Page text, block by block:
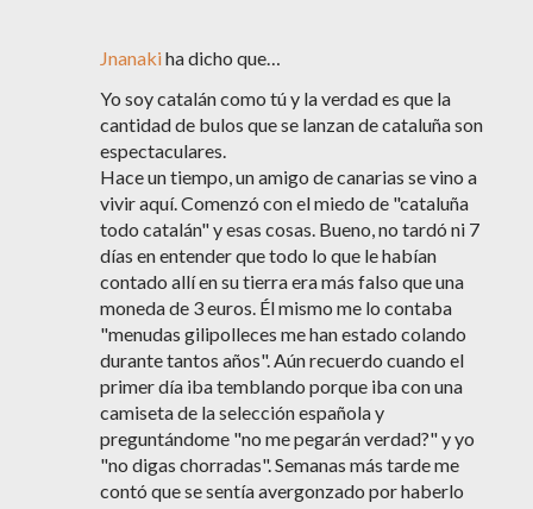
Jnanakiha dicho que…
Yo soy catalán como tú y la verdad es que la
cantidad de bulos que se lanzan de cataluña son
espectaculares.
Hace un tiempo, un amigo de canarias se vino a
vivir aquí. Comenzó con el miedo de "cataluña
todo catalán" y esas cosas. Bueno, no tardó ni 7
días en entender que todo lo que le habían
contado allí en su tierra era más falso que una
moneda de 3 euros. Él mismo me lo contaba
"menudas gilipolleces me han estado colando
durante tantos años". Aún recuerdo cuando el
primer día iba temblando porque iba con una
camiseta de la selección española y
preguntándome "no me pegarán verdad?" y yo
"no digas chorradas". Semanas más tarde me
contó que se sentía avergonzado por haberlo